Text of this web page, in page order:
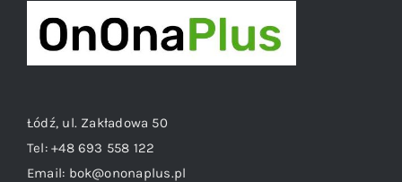
Łódź, ul. Zakładowa 50
Tel:+48 693 558 122
Email: bok@ononaplus.pl